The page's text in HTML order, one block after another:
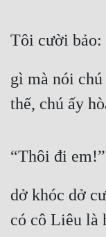
Tôi cười bảo:
gì mà nói
thế, chú ấy
“Thôi đi
dở khóc dở
có cô Liêu là